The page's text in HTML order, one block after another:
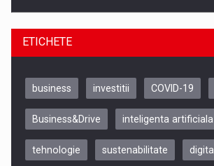
ETICHETE
business investitii COVID-19
Business&Drive inteligenta artificiala
tehnologie sustenabilitate digital